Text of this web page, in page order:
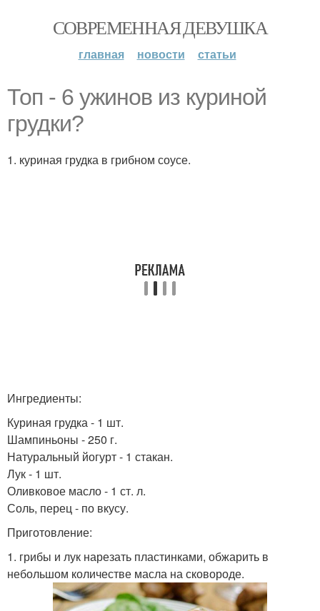
СОВРЕМЕННАЯ ДЕВУШКА
главная новости статьи
Топ - 6 ужинов из куриной
грудки?
1. куриная грудка в грибном соусе.
Ингредиенты:
Куриная грудка - 1 шт.
Шампиньоны - 250 г.
Натуральный йогурт - 1 стакан.
Лук - 1 шт.
Оливковое масло - 1 ст. л.
Соль, перец - по вкусу.
Приготовление:
1. грибы и лук нарезать пластинками, обжарить в
небольшом количестве масла на сковороде.